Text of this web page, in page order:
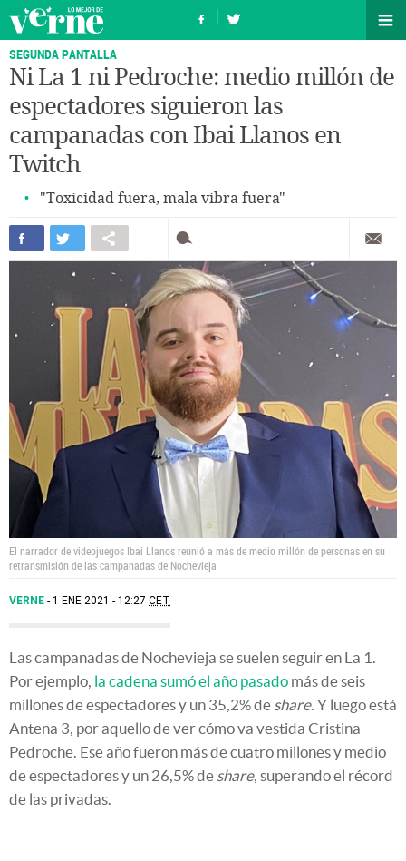
SEGUNDA PANTALLA
Ni La 1 ni Pedroche: medio millón de
espectadores siguieron las
campanadas con Ibai Llanos en
Twitch
"Toxicidad fuera, mala vibra fuera"
El narrador de videojuegos Ibai Llanos reunió a más de medio millón de personas en su
retransmisión de las campanadas de Nochevieja
VERNE 1 ENE 2021 - 12:27 CET
Las campanadas de Nochevieja se suelen seguir en La 1.
Por ejemplo, la cadena sumó el año pasado más de seis
millones de espectadores y un 35,2% de share. Y luego está
Antena 3, por aquello de ver cómo va vestida Cristina
Pedroche. Ese año fueron más de cuatro millones y medio
de espectadores y un 26,5% de share, superando el récord
de las privadas.